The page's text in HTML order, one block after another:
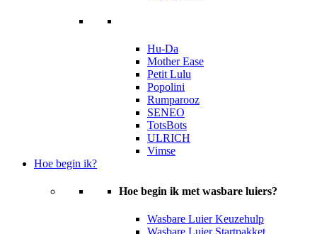
Hu-Da
Mother Ease
Petit Lulu
Popolini
Rumparooz
SENEO
TotsBots
ULRICH
Vimse
Hoe begin ik?
Hoe begin ik met wasbare luiers?
Wasbare Luier Keuzehulp